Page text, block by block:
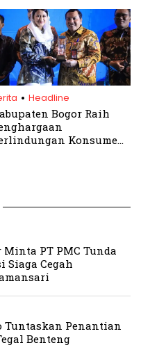
. Headline
Bogor Raih
Konsumen
Minta PT PMC Tunda
Cegah
Tuntaskan Penantian
Benteng